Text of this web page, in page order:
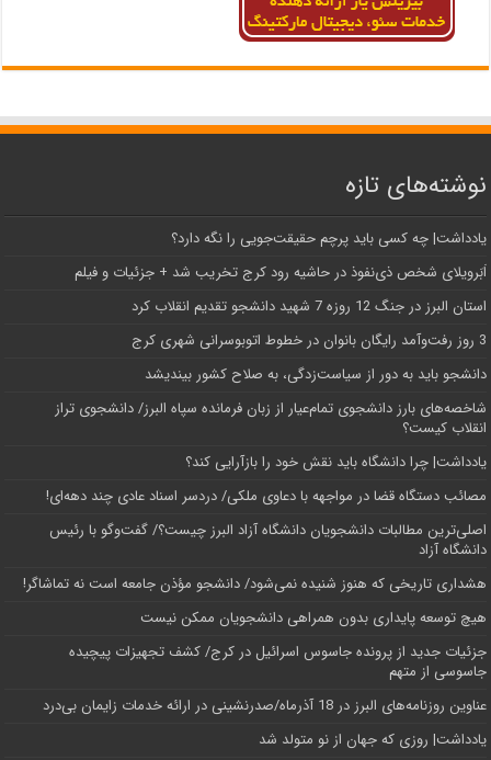
نوشته‌های تازه
یادداشت| ‌چه کسی باید پرچم حقیقت‌جویی را نگه دارد؟
اَبَر‌ویلای شخص ذی‌نفوذ در حاشیه‌ رود کرج تخریب شد + جزئیات و فیلم
استان البرز در جنگ 12 روزه 7 شهید دانشجو تقدیم انقلاب کرد
3 روز رفت‌وآمد رایگان بانوان در خطوط اتوبوسرانی شهری کرج
دانشجو باید به دور از سیاست‌زدگی، به صلاح کشور بیندیشد
شاخصه‌های بارز دانشجوی تمام‌عیار از زبان فرمانده سپاه البرز/ دانشجوی تراز
انقلاب کیست؟
یادداشت| چرا دانشگاه باید نقش خود را بازآرایی کند؟
مصائب دستگاه قضا در مواجهه با دعاوی ملکی/ دردسر اسناد عادی چند‌ دهه‌ای!
اصلی‌ترین مطالبات دانشجویان دانشگاه آزاد البرز چیست؟/ گفت‌وگو با رئیس
دانشگاه آز‌اد
هشداری تاریخی که هنوز شنیده نمی‌شود/ دانشجو مؤذن جامعه است نه تماشاگر!
هیچ توسعه پایداری بدون همراهی دانشجویان ممکن نیست
جزئیات جدید از پرونده جاسوس اسرائیل در کرج/‌ کشف تجهیزات پیچیده
جاسوسی از متهم
عناوین روزنامه‌های البرز در ‌18 آذرماه/صدرنشینی در ارائه خدمات زایمان بی‌درد
یادداشت| روزی که جهان از نو متولد شد